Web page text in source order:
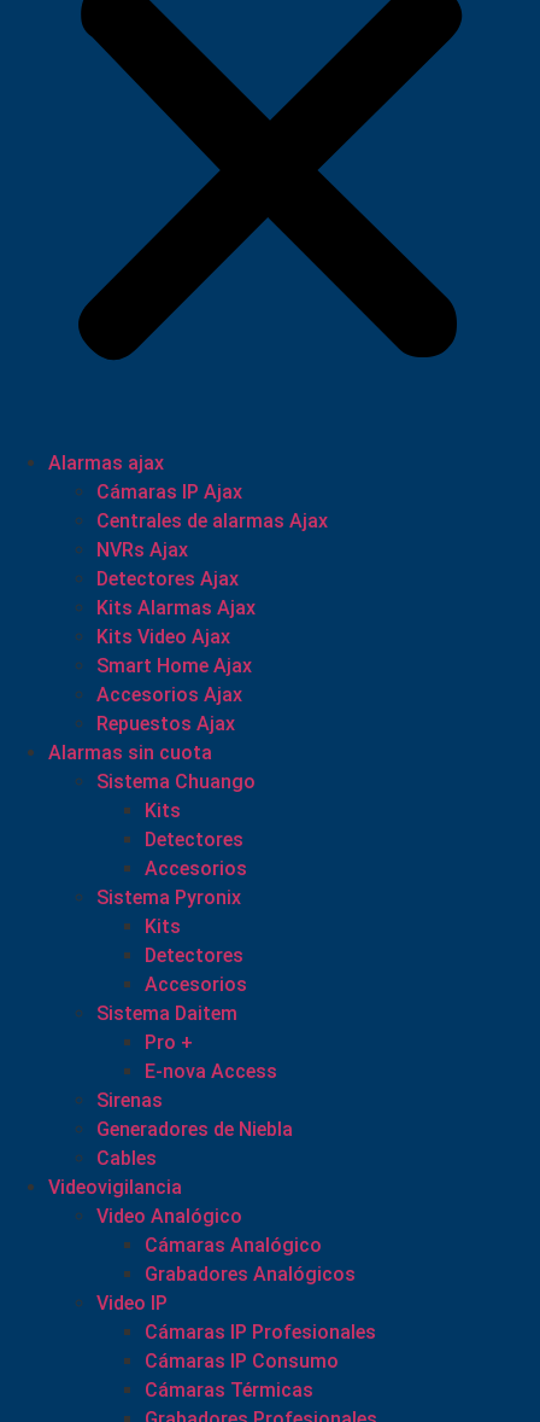
Alarmas ajax
Cámaras IP Ajax
Centrales de alarmas Ajax
NVRs Ajax
Detectores Ajax
Kits Alarmas Ajax
Kits Video Ajax
Smart Home Ajax
Accesorios Ajax
Repuestos Ajax
Alarmas sin cuota
Sistema Chuango
Kits
Detectores
Accesorios
Sistema Pyronix
Kits
Detectores
Accesorios
Sistema Daitem
Pro +
E-nova Access
Sirenas
Generadores de Niebla
Cables
Videovigilancia
Video Analógico
Cámaras Analógico
Grabadores Analógicos
Video IP
Cámaras IP Profesionales
Cámaras IP Consumo
Cámaras Térmicas